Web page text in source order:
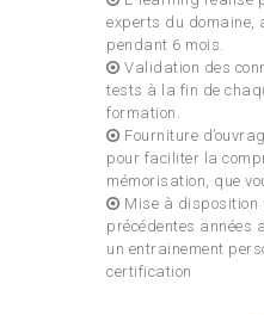
experts du domaine,
pendant 6 mois.
Validation des
tests à la fin de
formation.
Fourniture
pour faciliter la
mémorisation, que
Mise à disposition
précédentes années
un entrainement
certification